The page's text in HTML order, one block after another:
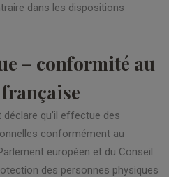
dans les dispositions
– conformité au
qu’il effectue des
conformément au
européen et du Conseil
des personnes physiques